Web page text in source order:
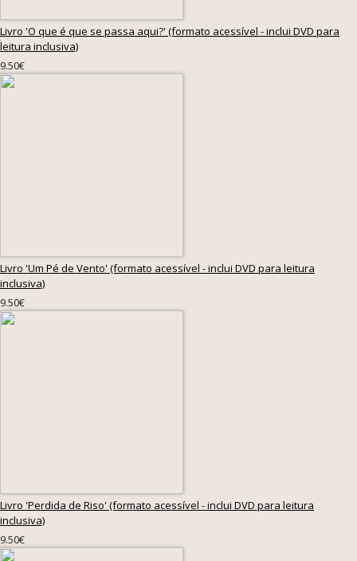
Livro 'O que é que se passa aqui?' (formato acessível - inclui DVD para
leitura inclusiva)
9.50€
Livro 'Um Pé de Vento' (formato acessível - inclui DVD para leitura
inclusiva)
9.50€
Livro 'Perdida de Riso' (formato acessível - inclui DVD para leitura
inclusiva)
9.50€